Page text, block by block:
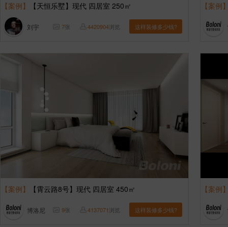
【案例】 【天恒乐墅】现代 四居室 250㎡
刘宇 7张 4420904浏览 这样装修多少钱?
【案例
【案例】 【霄云路8号】现代 四居室 450㎡
博洛尼 9张 4137071浏览 这样装修多少钱?
【案例